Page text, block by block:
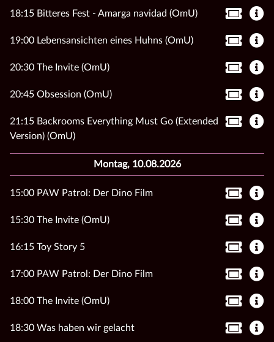
18:15 Bitteres Fest - Amarga navidad (OmU)
19:00 Lebensansichten eines Huhns (OmU)
20:30 The Invite (OmU)
20:45 Obsession (OmU)
21:15 Backrooms Everything Must Go (Extended
Version) (OmU)
Montag, 10.08.2026
15:00 PAW Patrol: Der Dino Film
15:30 The Invite (OmU)
16:15 Toy Story 5
17:00 PAW Patrol: Der Dino Film
18:00 The Invite (OmU)
18:30 Was haben wir gelacht